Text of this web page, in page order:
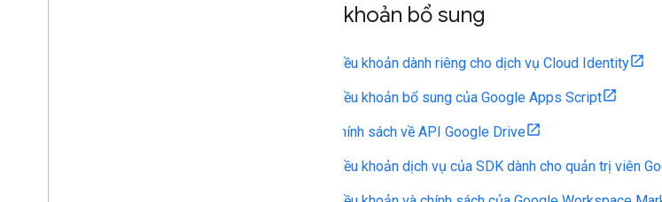
Điều khoản bổ sung
Điều khoản dành riêng cho dịch vụ Cloud Identity
Điều khoản bổ sung của Google Apps Script
Chính sách về API Google Drive
Điều khoản dịch vụ của SDK dành cho quản trị viên